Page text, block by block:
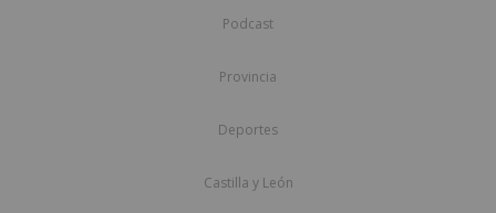
Podcast
Provincia
Deportes
Castilla y León